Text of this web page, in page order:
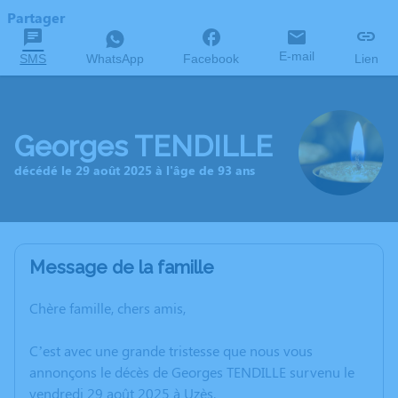
Partager
SMS WhatsApp Facebook E-mail Lien
Georges TENDILLE
décédé le 29 août 2025 à l'âge de 93 ans
Message de la famille
Chère famille, chers amis,
C’est avec une grande tristesse que nous vous
annonçons le décès de Georges TENDILLE survenu le
vendredi 29 août 2025 à Uzès.